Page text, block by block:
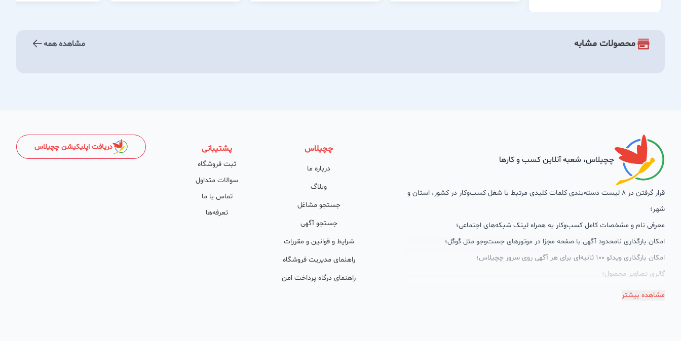
محصولات مشابه مشاهده همه
چچیلاس، شعبه آنلاین کسب و کارها
قرار گرفتن در 8 لیست دسته‌بندی کلمات کلیدی مرتبط با شغل کسب‌وکار در کشور، استان و
شهر؛
معرفی نام و مشخصات کامل کسب‌وکار به همراه لینک شبکه‌های اجتماعی؛
امکان بارگذاری نامحدود آگهی با صفحه مجزا در موتورهای جست‌وجو مثل گوگل؛
امکان بارگذاری ویدئو 100 ثانیه‌ای برای هر آگهی روی سرور چچیلاس؛
گالری تصاویر محصول؛
امکان دسته‌بندی آگهی‌ها
مشاهده بیشتر
چچیلاس
درباره ما
وبلاگ
جستجو مشاغل
جستجو آگهی
شرایط و قوانین و مقررات
راهنمای مدیریت فروشگاه
راهنمای درگاه پرداخت امن
پشتیبانی
ثبت فروشگاه
سوالات متداول
تماس با ما
تعرفه‌ها
دریافت اپلیکیشن چچیلاس